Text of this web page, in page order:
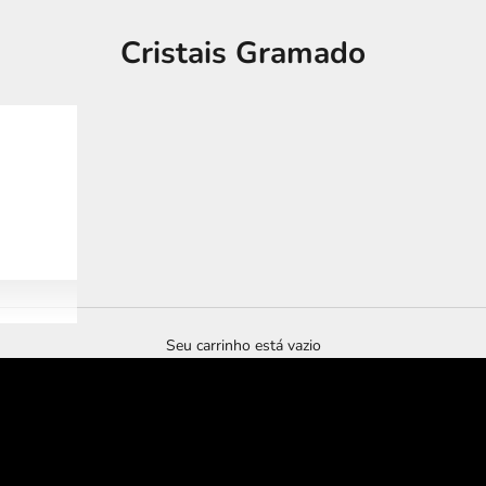
Cristais Gramado
Seu carrinho está vazio
tour imersivo